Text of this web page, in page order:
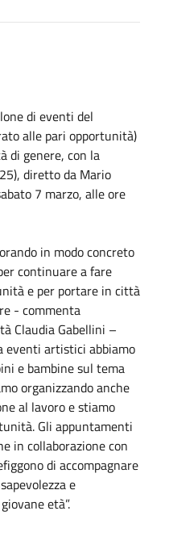
di eventi del
alle pari opportunità)
di genere, con la
diretto da Mario
7 marzo, alle ore
in modo concreto
continuare a fare
e per portare in città
- commenta
Claudia Gabellini –
eventi artistici abbiamo
e bambine sul tema
organizzando anche
al lavoro e stiamo
Gli appuntamenti
in collaborazione con
di accompagnare
e
età”.